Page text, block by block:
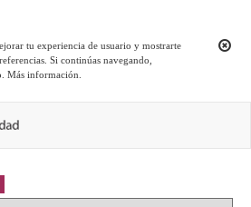
tu experiencia de usuario y mostrarte
Si continúas navegando,
Más información